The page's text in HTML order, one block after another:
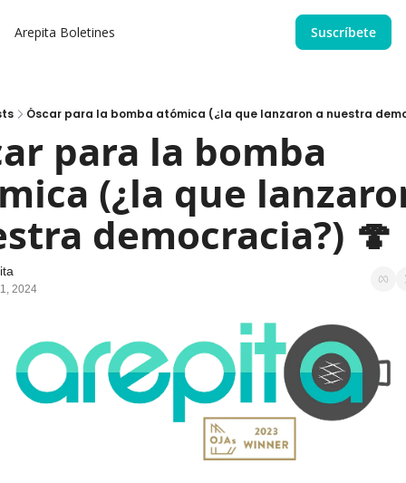
Arepita Boletines Suscríbete
Óscar para la bomba atómica (¿la que lanzaron a nuestra
para la bomba
(¿la que
democracia?) 🍄
2024